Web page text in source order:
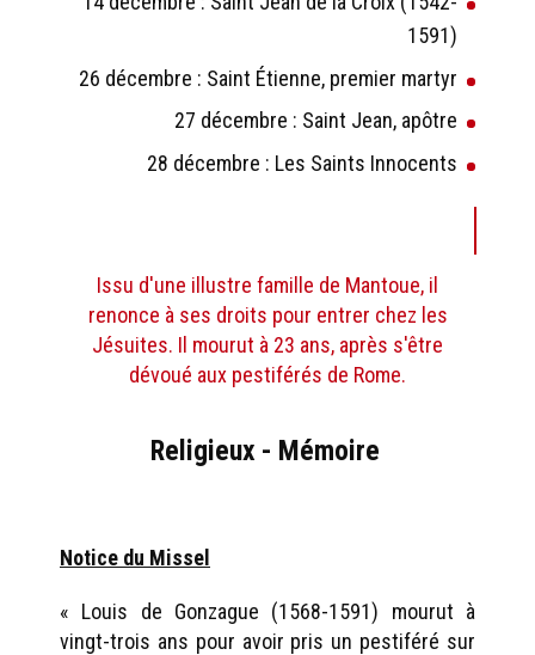
1591)
26 décembre : Saint Étienne, premier martyr
27 décembre : Saint Jean, apôtre
28 décembre : Les Saints Innocents
Issu d'une illustre famille de Mantoue, il
renonce à ses droits pour entrer chez les
Jésuites. Il mourut à 23 ans, après s'être
dévoué aux pestiférés de Rome.
Religieux - Mémoire
Notice du Missel
« Louis de Gonzague (1568-1591) mourut à
vingt-trois ans pour avoir pris un pestiféré sur